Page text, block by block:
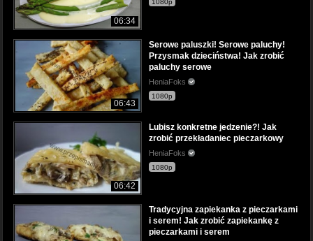
06:34
1080p
06:43
Serowe paluszki! Serowe paluchy!
Przysmak dzieciństwa! Jak zrobić
paluchy serowe
HeniaFoks
1080p
06:42
Lubisz konkretne jedzenie?! Jak
zrobić przekładaniec pieczarkowy
HeniaFoks
1080p
Tradycyjna zapiekanka z pieczarkami
i serem! Jak zrobić zapiekankę z
pieczarkami i serem